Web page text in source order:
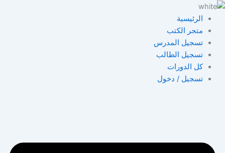
تخطي
المحتوى
الرئيسية
متجر الكتب
تسجيل المدرس
تسجيل الطالب
كل الدورات
تسجيل / دخول